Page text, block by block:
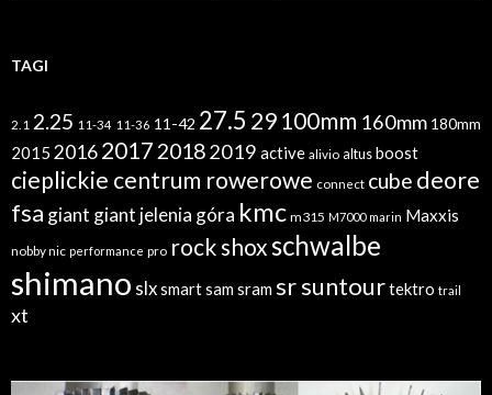
TAGI
2.1 2.25 11-34 11-36 11-42 27.5 29 100mm 160mm 180mm
2015 20162017 20182019 active alivio altus boost
cieplickie centrum rowerowe connect cube deore
fsa giant giant jelenia góra kmc m315 M7000 marin Maxxis
nobby nic performance pro rock shoxschwalbe
shimano slxsmart sam sramsr suntourtektro trail
xt